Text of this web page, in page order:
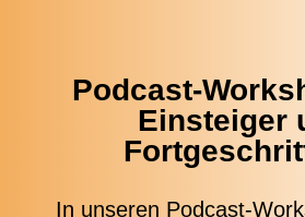
Podcast-
Einsteiger
In unseren Podcast-